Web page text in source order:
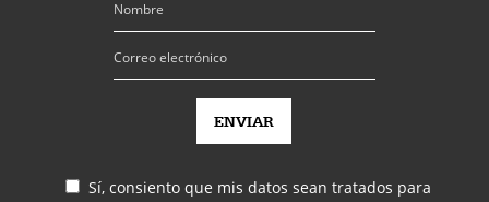
Sí, consiento que mis datos sean tratados para